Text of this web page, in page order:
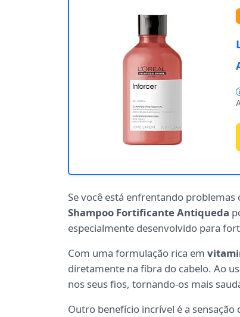
Se você está enfrentando problemas
Shampoo Fortificante Antiqueda
especialmente desenvolvido para
Com uma formulação rica em
diretamente na fibra do cabelo. Ao
nos seus fios, tornando-os mais
Outro benefício incrível é a sensação